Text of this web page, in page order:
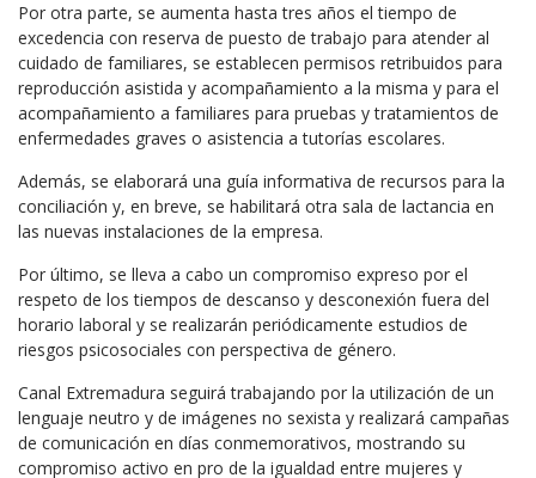
Por otra parte, se aumenta hasta tres años el tiempo de
excedencia con reserva de puesto de trabajo para atender al
cuidado de familiares, se establecen permisos retribuidos para
reproducción asistida y acompañamiento a la misma y para el
acompañamiento a familiares para pruebas y tratamientos de
enfermedades graves o asistencia a tutorías escolares.
Además, se elaborará una guía informativa de recursos para la
conciliación y, en breve, se habilitará otra sala de lactancia en
las nuevas instalaciones de la empresa.
Por último, se lleva a cabo un compromiso expreso por el
respeto de los tiempos de descanso y desconexión fuera del
horario laboral y se realizarán periódicamente estudios de
riesgos psicosociales con perspectiva de género.
Canal Extremadura seguirá trabajando por la utilización de un
lenguaje neutro y de imágenes no sexista y realizará campañas
de comunicación en días conmemorativos, mostrando su
compromiso activo en pro de la igualdad entre mujeres y